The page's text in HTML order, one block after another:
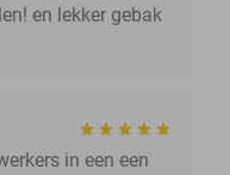
en lekker gebak
in een een